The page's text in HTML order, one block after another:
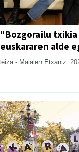
alde
- Maialen Etxaniz